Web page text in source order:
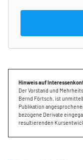
Hinweis auf
Der Vorstand und
Bernd Förtsch, ist
Publikation
bezogene Derivate
resultierenden